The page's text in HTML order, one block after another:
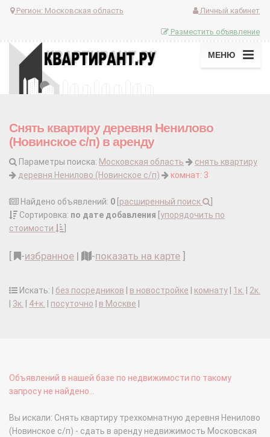
Регион: Московская область Личный кабинет
Разместить объявление
МЕНЮ
Снять квартиру деревня Ненилово
(Новинское с/п) в аренду
Параметры поиска: Московская область
снять квартиру
деревня Ненилово (Новинское с/п)
комнат: 3
Найдено объявлений: 0 расширенный поиск
Сортировка: по дате добавления упорядочить по
стоимости
-избранное | -показать на карте
Искать: | без посредников в новостройке комнату 1к.
2к.
3к. 4+к. посуточно в Москве
Объявлений в нашей базе по недвижимости по такому
запросу не найдено...
Вы искали: Снять квартиру трехкомнатную деревня Ненилово
(Новинское с/п) - сдать в аренду недвижимость Московская